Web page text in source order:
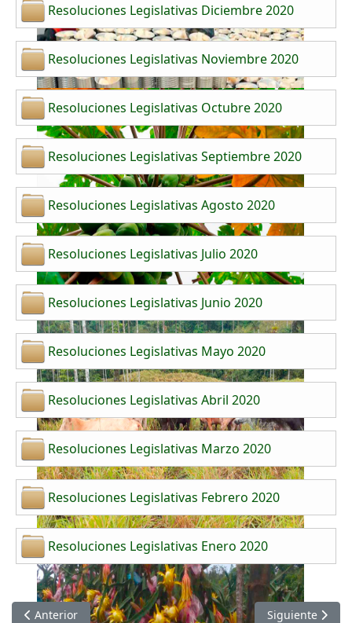
Resoluciones Legislativas Diciembre 2020
Resoluciones Legislativas Noviembre 2020
Resoluciones Legislativas Octubre 2020
Resoluciones Legislativas Septiembre 2020
Resoluciones Legislativas Agosto 2020
Resoluciones Legislativas Julio 2020
Resoluciones Legislativas Junio 2020
Resoluciones Legislativas Mayo 2020
Resoluciones Legislativas Abril 2020
Resoluciones Legislativas Marzo 2020
Resoluciones Legislativas Febrero 2020
Resoluciones Legislativas Enero 2020
Artículo anterior: Resoluciones Legislativas 2021
Anterior Artículo
Siguiente